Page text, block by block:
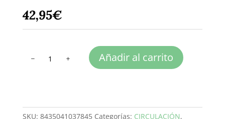
42,95€
Añadir al carrito
SKU: 8435041037845 Categorías: CIRCULACIÓN,